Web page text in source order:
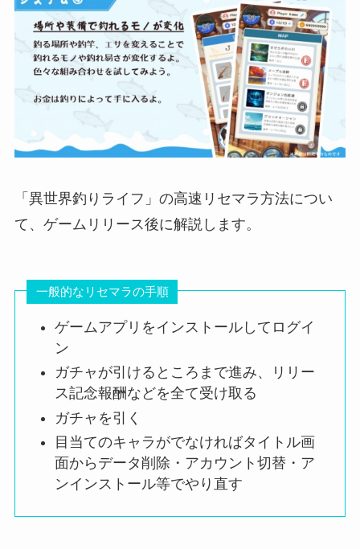
「異世界釣りライフ」の高速リセマラ方法につい
て、ゲームリリース後に解説します。
一般的なリセマラの手順
ゲームアプリをインストールしてログイ
ン
ガチャが引けるところまで進み、リリー
ス記念報酬などを全て受け取る
ガチャを引く
目当てのキャラがでなければタイトル画
面からデータ削除・アカウント切替・ア
ンインストール等でやり直す